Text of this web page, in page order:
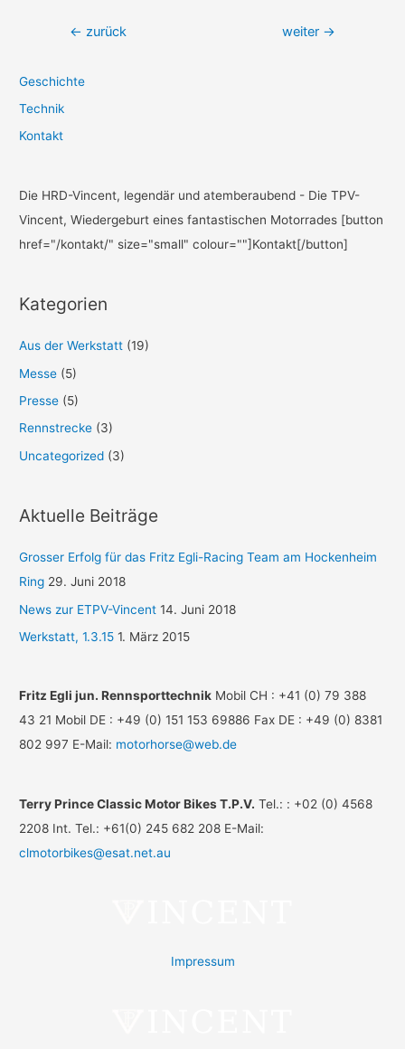
Beitragsnavigation
← zurück weiter →
Geschichte
Technik
Kontakt
Die HRD-Vincent, legendär und atemberaubend - Die TPV-
Vincent, Wiedergeburt eines fantastischen Motorrades [button
href="/kontakt/" size="small" colour=""]Kontakt[/button]
Kategorien
Aus der Werkstatt (19)
Messe (5)
Presse (5)
Rennstrecke (3)
Uncategorized (3)
Aktuelle Beiträge
Grosser Erfolg für das Fritz Egli-Racing Team am Hockenheim
Ring 29. Juni 2018
News zur ETPV-Vincent 14. Juni 2018
Werkstatt, 1.3.15 1. März 2015
Fritz Egli jun. Rennsporttechnik Mobil CH : +41 (0) 79 388
43 21 Mobil DE : +49 (0) 151 153 69886 Fax DE : +49 (0) 8381
802 997 E-Mail: motorhorse@web.de
Terry Prince Classic Motor Bikes T.P.V. Tel.: : +02 (0) 4568
2208 Int. Tel.: +61(0) 245 682 208 E-Mail:
clmotorbikes@esat.net.au
Impressum